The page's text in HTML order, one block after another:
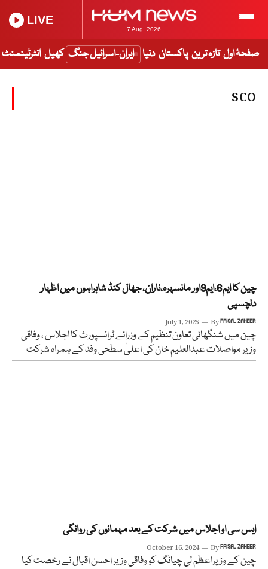
7 Aug, 2026
LIVE
صفحۂ اول تازہ ترین پاکستان دنیا ایران-اسرائیل جنگ کھیل انٹرٹینمنٹ
SCO
چین کا ایم6،ایم9اور مانسہرہ،ناران، جھال کنڈ شاہراہوں میں اظہار
دلچسپی
July 1, 2025 ByFAISAL ZAHEER
چین میں شنگھائی تعاون تنظیم کے وزرائے ٹرانسپورٹ کا اجلاس ، وفاقی
وزیر مواصلات عبدالعلیم خان کی اعلیٰ سطحی وفد کے ہمراہ شرکت
ایس سی او اجلاس میں شرکت کے بعد مہمانوں کی روانگی
October 16, 2024 ByFAISAL ZAHEER
چین کے وزیراعظم لی چیانگ کو وفاقی وزیر احسن اقبال نے رخصت کیا